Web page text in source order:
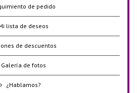
de pedido
lista de deseos
de descuentos
Galería de fotos
¿Hablamos?